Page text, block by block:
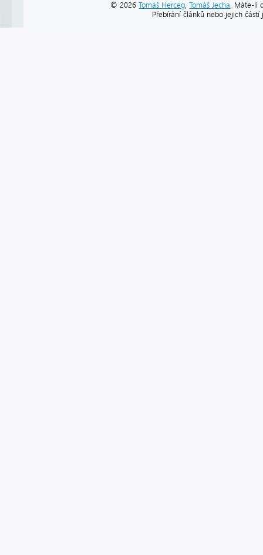
© 2026Tomáš Herceg,Tomáš Jecha. Máte-li
Přebírání článků nebo jejich